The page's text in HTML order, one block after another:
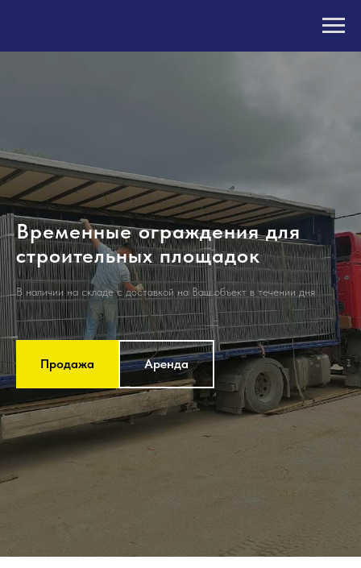
Временные ограждения для
строительных площадок
В наличии на складе с доставкой на Ваш объект в течении дня
Продажа Аренда